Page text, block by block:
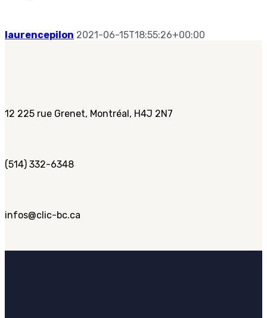
laurencepilon 2021-06-15T18:55:26+00:00
12 225 rue Grenet, Montréal, H4J 2N7
(514) 332-6348
infos@clic-bc.ca